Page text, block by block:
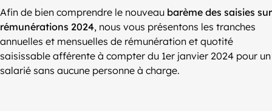
Afin de bien comprendre le nouveau barème des saisies sur
rémunérations 2024, nous vous présentons les tranches
annuelles et mensuelles de rémunération et quotité
saisissable afférente à compter du 1er janvier 2024 pour un
salarié sans aucune personne à charge.